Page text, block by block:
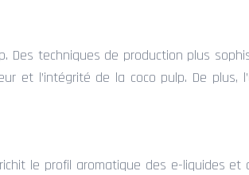
techniques de production plus
l’intégrité de la coco pulp. De plus,
le profil aromatique des e-liquides